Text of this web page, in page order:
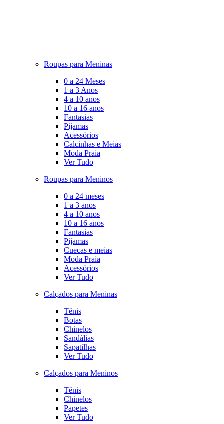
Roupas para Meninas
0 a 24 Meses
1 a 3 Anos
4 a 10 anos
10 a 16 anos
Fantasias
Pijamas
Acessórios
Calcinhas e Meias
Moda Praia
Ver Tudo
Roupas para Meninos
0 a 24 meses
1 a 3 anos
4 a 10 anos
10 a 16 anos
Fantasias
Pijamas
Cuecas e meias
Moda Praia
Acessórios
Ver Tudo
Calçados para Meninas
Tênis
Botas
Chinelos
Sandálias
Sapatilhas
Ver Tudo
Calçados para Meninos
Tênis
Chinelos
Papetes
Ver Tudo